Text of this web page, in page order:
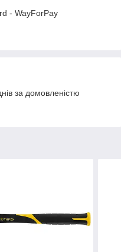
- WayForPay
за домовленістю